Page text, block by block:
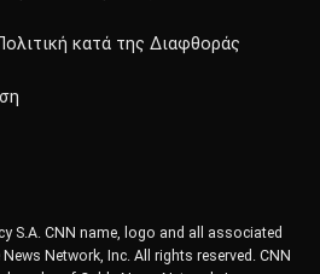
κατά της Διαφθοράς
S.A. CNN name, logo and all associated
Network, Inc. All rights reserved. CNN